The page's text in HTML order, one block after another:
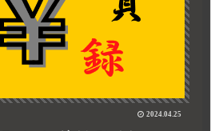
2024.04.25